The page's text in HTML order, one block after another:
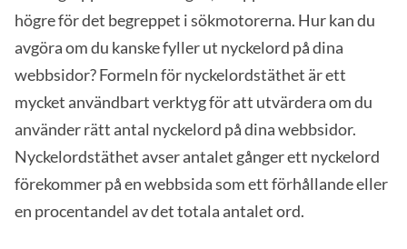
högre för det begreppet i sökmotorerna. Hur kan du
avgöra om du kanske fyller ut nyckelord på dina
webbsidor? Formeln för nyckelordstäthet är ett
mycket användbart verktyg för att utvärdera om du
använder rätt antal nyckelord på dina webbsidor.
Nyckelordstäthet avser antalet gånger ett nyckelord
förekommer på en webbsida som ett förhållande eller
en procentandel av det totala antalet ord.